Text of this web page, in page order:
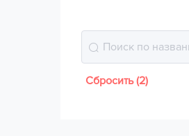
Сбросить (2)